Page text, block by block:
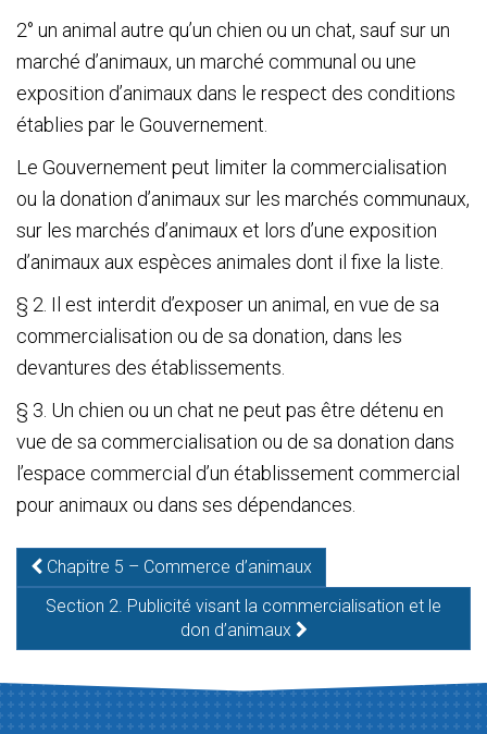
2° un animal autre qu’un chien ou un chat, sauf sur un
marché d’animaux, un marché communal ou une
exposition d’animaux dans le respect des conditions
établies par le Gouvernement.
Le Gouvernement peut limiter la commercialisation
ou la donation d’animaux sur les marchés communaux,
sur les marchés d’animaux et lors d’une exposition
d’animaux aux espèces animales dont il fixe la liste.
§ 2. Il est interdit d’exposer un animal, en vue de sa
commercialisation ou de sa donation, dans les
devantures des établissements.
§ 3. Un chien ou un chat ne peut pas être détenu en
vue de sa commercialisation ou de sa donation dans
l’espace commercial d’un établissement commercial
pour animaux ou dans ses dépendances.
Chapitre 5 – Commerce d’animaux
Section 2. Publicité visant la commercialisation et le
don d’animaux